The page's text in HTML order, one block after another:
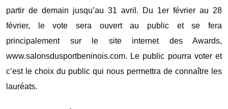
partir de demain jusqu’au 31 avril. Du 1er février au 28
février, le vote sera ouvert au public et se fera
principalement sur le site internet des Awards,
www.salonsdusportbeninois.com. Le public pourra voter et
c’est le choix du public qui nous permettra de connaître les
lauréats.